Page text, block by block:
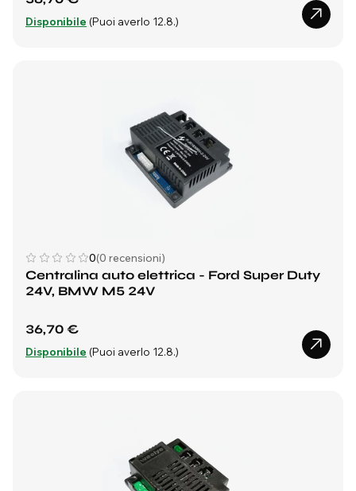
Disponibile (Puoi averlo 12.8.)
0(0 recensioni)
Centralina auto elettrica - Ford Super Duty
24V, BMW M5 24V
36,70 €
Disponibile (Puoi averlo 12.8.)